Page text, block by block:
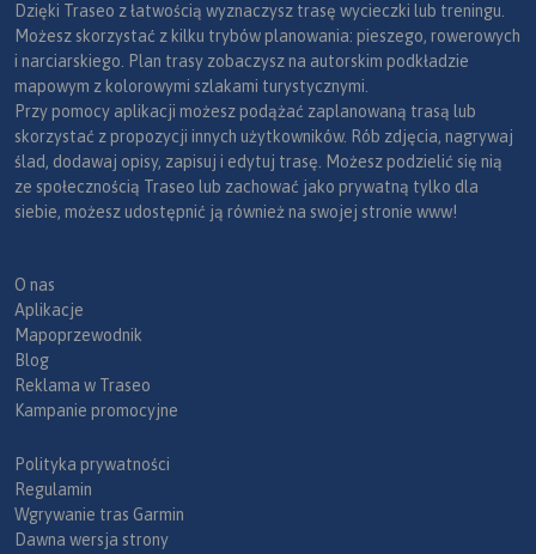
Dzięki Traseo z łatwością wyznaczysz trasę wycieczki lub treningu.
Możesz skorzystać z kilku trybów planowania: pieszego, rowerowych
i narciarskiego. Plan trasy zobaczysz na autorskim podkładzie
mapowym z kolorowymi szlakami turystycznymi.
Przy pomocy aplikacji możesz podążać zaplanowaną trasą lub
skorzystać z propozycji innych użytkowników. Rób zdjęcia, nagrywaj
ślad, dodawaj opisy, zapisuj i edytuj trasę. Możesz podzielić się nią
ze społecznością Traseo lub zachować jako prywatną tylko dla
siebie, możesz udostępnić ją również na swojej stronie www!
O nas
Aplikacje
Mapoprzewodnik
Blog
Reklama w Traseo
Kampanie promocyjne
Polityka prywatności
Regulamin
Wgrywanie tras Garmin
Dawna wersja strony